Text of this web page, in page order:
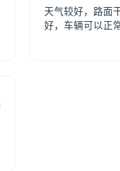
天气较好，路面
好，车辆可以正